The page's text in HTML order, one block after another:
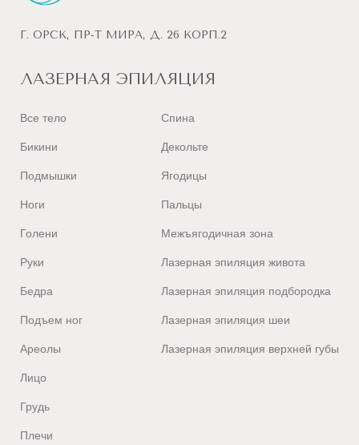
Г. ОРСК, ПР-Т МИРА, Д. 26 КОРП.2
ЛАЗЕРНАЯ ЭПИЛЯЦИЯ
Все тело
Бикини
Подмышки
Ноги
Голени
Руки
Бедра
Подъем ног
Ареолы
Лицо
Грудь
Плечи
Спина
Декольте
Ягодицы
Пальцы
Межъягодичная зона
Лазерная эпиляция живота
Лазерная эпиляция подбородка
Лазерная эпиляция шеи
Лазерная эпиляция верхней губы